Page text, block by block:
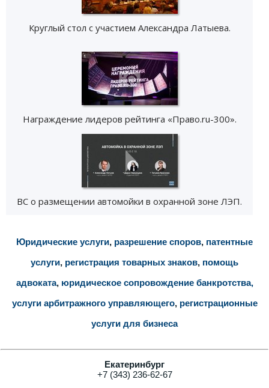
Круглый стол с участием Александра Латыева.
Награждение лидеров рейтинга «Право.ru-300».
ВС о размещении автомойки в охранной зоне ЛЭП.
Юридические услуги, разрешение споров, патентные
услуги, регистрация товарных знаков, помощь
адвоката, юридическое сопровождение банкротства,
услуги арбитражного управляющего, регистрационные
услуги для бизнеса
Екатеринбург
+7 (343) 236-62-67